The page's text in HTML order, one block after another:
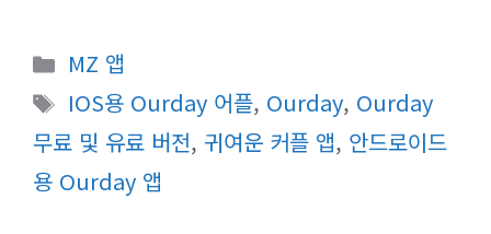
카
테
리
MZ 앱
태
그
IOS용 Ourday 어플, Ourday, Ourday
무료 및 유료 버전, 귀여운 커플 앱, 안드로이드
용 Ourday 앱